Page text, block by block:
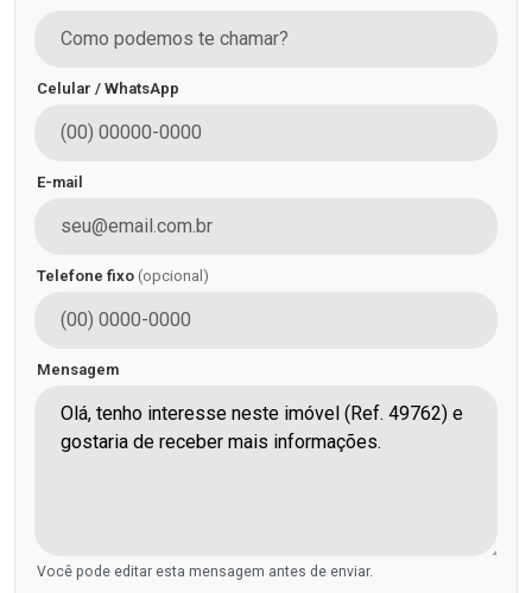
Celular / WhatsApp
E-mail
Telefone fixo (opcional)
Mensagem
Você pode editar esta mensagem antes de enviar.